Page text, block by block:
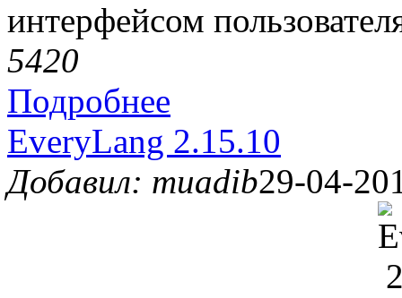
интерфейсом
5420
Подробнее
EveryLang 2.15.10
Добавил: muadib29-04-